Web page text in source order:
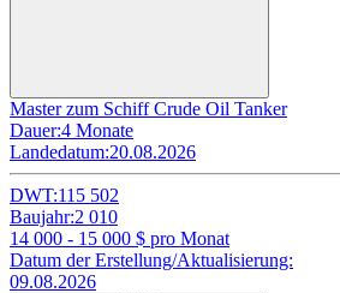
Master zum Schiff Crude Oil Tanker
Dauer:4 Monate
Landedatum:20.08.2026
DWT:115 502
Baujahr:2 010
14 000 - 15 000 $ pro Monat
Datum der Erstellung/Aktualisierung:
09.08.2026